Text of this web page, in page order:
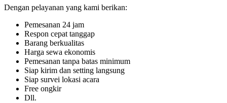
Dengan pelayanan yang kami berikan:
Pemesanan 24 jam
Respon cepat tanggap
Barang berkualitas
Harga sewa ekonomis
Pemesanan tanpa batas minimum
Siap kirim dan setting langsung
Siap survei lokasi acara
Free ongkir
Dll.